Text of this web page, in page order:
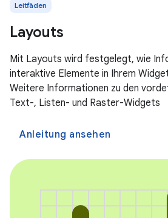
Leitfäden
Layouts
Mit Layouts wird festgelegt, wie
interaktive Elemente in Ihrem
Weitere Informationen zu den
Text-, Listen- und Raster-Widgets
Anleitung ansehen